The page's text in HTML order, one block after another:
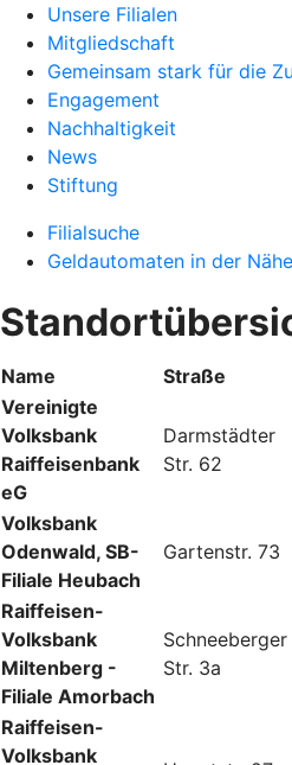
Unsere Filialen
Mitgliedschaft
Gemeinsam stark für die
Engagement
Nachhaltigkeit
News
Stiftung
Filialsuche
Geldautomaten in der Nähe
Name Straße
Vereinigte
Volksbank
Raiffeisenbank
eG
Darmstädter
Str. 62
Volksbank
Odenwald, SB-
Filiale Heubach
Gartenstr. 73
Raiffeisen-
Volksbank
Miltenberg -
Filiale Amorbach
Schneeberger
Str. 3a
Raiffeisen-
Volksbank